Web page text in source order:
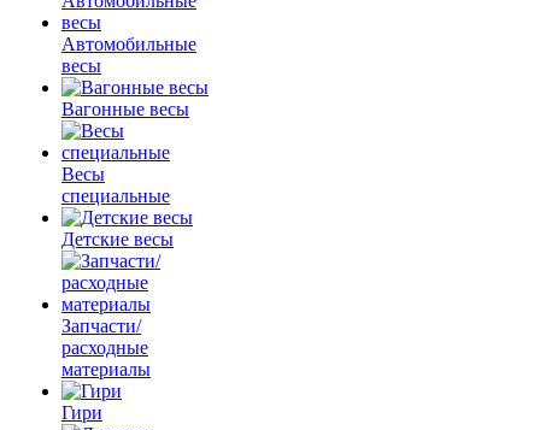
Автомобильные
весы
Вагонные весы
Весы
специальные
Детские весы
Запчасти/
расходные
материалы
Гири